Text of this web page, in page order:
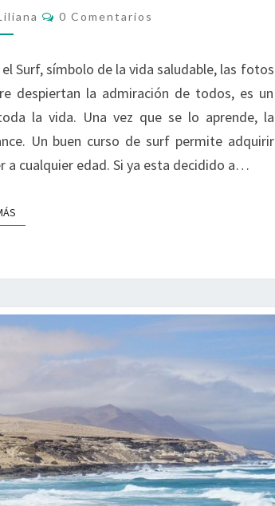
Comentarios
0 Comentarios
Surf, símbolo de la vida saludable, las fotos
despiertan la admiración de todos, es un
la vida. Una vez que se lo aprende, la
Un buen curso de surf permite adquirir
a cualquier edad. Si ya esta decidido a…